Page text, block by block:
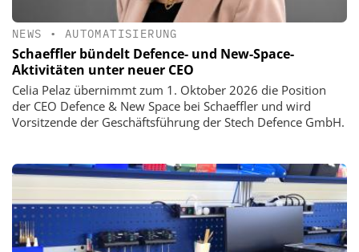
NEWS • AUTOMATISIERUNG
Schaeffler bündelt Defence- und New-Space-
Aktivitäten unter neuer CEO
Celia Pelaz übernimmt zum 1. Oktober 2026 die Position
der CEO Defence & New Space bei Schaeffler und wird
Vorsitzende der Geschäftsführung der Stech Defence GmbH.